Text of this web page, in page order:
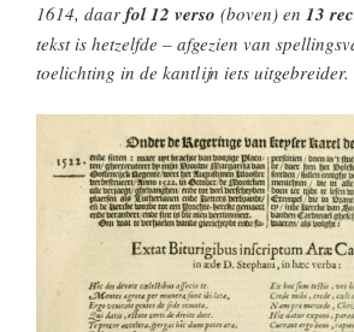
1614, daar fol 12 verso (boven) en 13
tekst is hetzelfde – afgezien van
toelichting in de kantlijn iets uitgebreider.